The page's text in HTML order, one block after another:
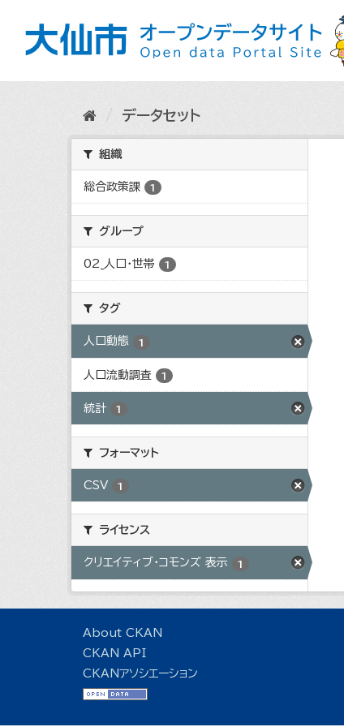
データセット
組織
総合政策課 1
グループ
02_人口・世帯 1
タグ
人口動態 1
人口流動調査 1
統計 1
フォーマット
CSV 1
ライセンス
クリエイティブ・コモンズ 表示 1
About CKAN
CKAN API
CKANアソシエーション